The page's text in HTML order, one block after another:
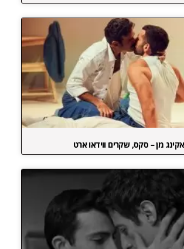
מן – סקס, שקרים ווידאו ארט